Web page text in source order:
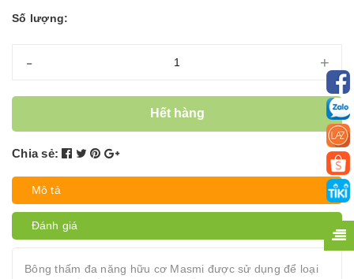
Số lượng:
- +
Hết hàng
Chia sẻ:
Mô tả
Đánh giá
Bông thấm đa năng hữu cơ Masmi được sử dụng để loại